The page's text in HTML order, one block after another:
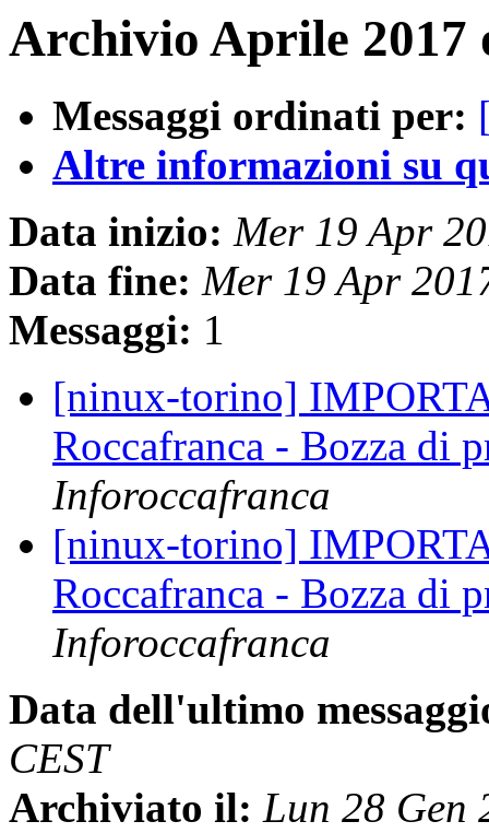
Archivio Aprile 2017
Messaggi ordinati per:
Altre informazioni su
Data inizio: Mer 19 Apr
Data fine: Mer 19 Apr
Messaggi: 1
[ninux-torino]
Roccafranca - Bozza di
Inforoccafranca
[ninux-torino]
Roccafranca - Bozza di
Inforoccafranca
Data dell'ultimo
CEST
Archiviato il: Lun 28 Gen